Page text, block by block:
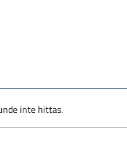
inte hittas.